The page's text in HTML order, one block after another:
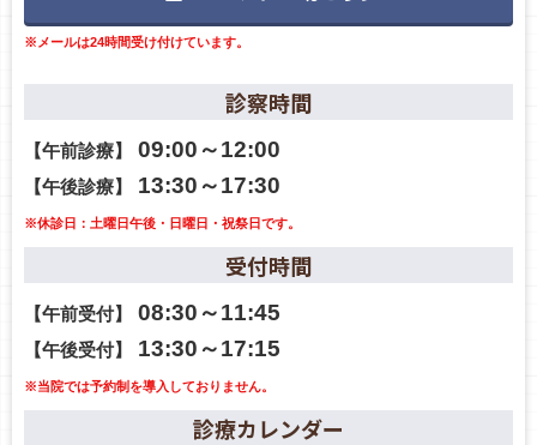
※メールは24時間受け付けています。
診察時間
【午前診療】 09:00～12:00
【午後診療】 13:30～17:30
※休診日：土曜日午後・日曜日・祝祭日です。
受付時間
【午前受付】 08:30～11:45
【午後受付】 13:30～17:15
※当院では予約制を導入しておりません。
診療カレンダー